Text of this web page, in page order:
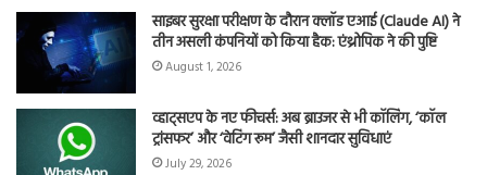
साइबर सुरक्षा परीक्षण के दौरान क्लॉड एआई (Claude AI) ने
तीन असली कंपनियों को किया हैक: एंथ्रोपिक ने की पुष्टि
August 1, 2026
व्हाट्सएप के नए फीचर्स: अब ब्राउजर से भी कॉलिंग, ‘कॉल
ट्रांसफर’ और ‘वेटिंग रूम’ जैसी शानदार सुविधाएं
July 29, 2026